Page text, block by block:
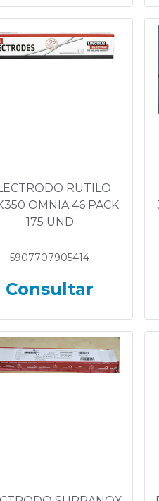
RUTILO
OMNIA 46 PACK
175 UND
5907707905414
Consultar